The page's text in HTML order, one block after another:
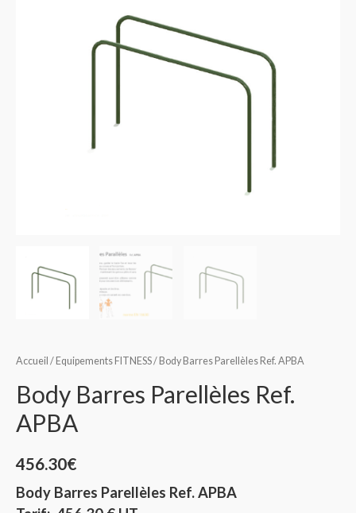
Accueil / Equipements FITNESS/ Body Barres Parellèles Ref. APBA
Body Barres Parellèles Ref.
APBA
456.30€
Body Barres Parellèles Ref. APBA